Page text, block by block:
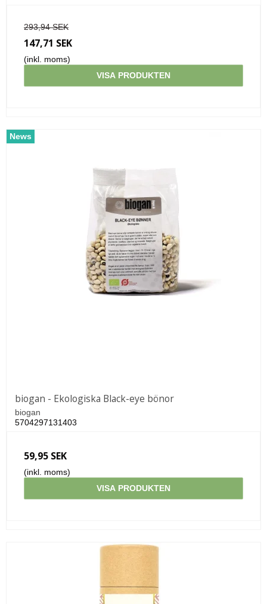
293,94 SEK
147,71 SEK
(inkl. moms)
VISA PRODUKTEN
News
biogan - Ekologiska Black-eye bönor
biogan
5704297131403
59,95 SEK
(inkl. moms)
VISA PRODUKTEN